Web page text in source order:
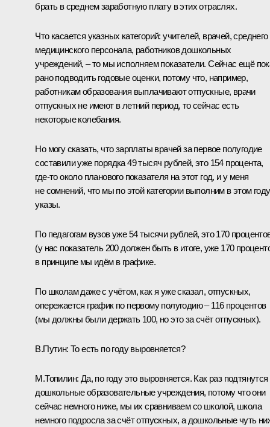
брать в среднем заработную плату в этих отраслях.
Что касается указных категорий: учителей, врачей, среднего
медицинского персонала, работников дошкольных
учреждений, – то мы исполняем показатели. Сейчас ещё
рано подводить годовые оценки, потому что, например,
работникам образования выплачивают отпускные, врачи
отпускных не имеют в летний период, то сейчас есть
некоторые колебания.
Но могу сказать, что зарплаты врачей за первое полугодие
составили уже порядка 49 тысяч рублей, это 154 процента,
где‑то около планового показателя на этот год, и у меня
не сомнений, что мы по этой категории выполним в этом году
указы.
По педагогам вузов уже 54 тысячи рублей, это 170
(у нас показатель 200 должен быть в итоге, уже 170
в принципе мы идём в графике.
По школам даже с учётом, как я уже сказал, отпускных,
опережается график по первому полугодию – 116 процентов
(мы должны были держать 100, но это за счёт отпускных).
В.Путин: То есть по году выровняется?
М.Топилин: Да, по году это выровняется. Как раз подтянутся
дошкольные образовательные учреждения, потому что они
сейчас немного ниже, мы их сравниваем со школой, школа
немного подросла за счёт отпускных, а дошкольные чуть